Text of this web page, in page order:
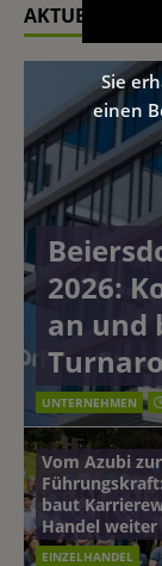
AKTUELLE
2026:
an und
UNTERNEHMEN
Vom Azubi zur
baut
Handel weiter
EINZELHANDEL
Sie
einen